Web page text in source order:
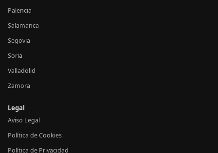
Palencia
Salamanca
Segovia
Soria
Valladolid
Zamora
Legal
Aviso Legal
Política de Cookies
Política de Privacidad